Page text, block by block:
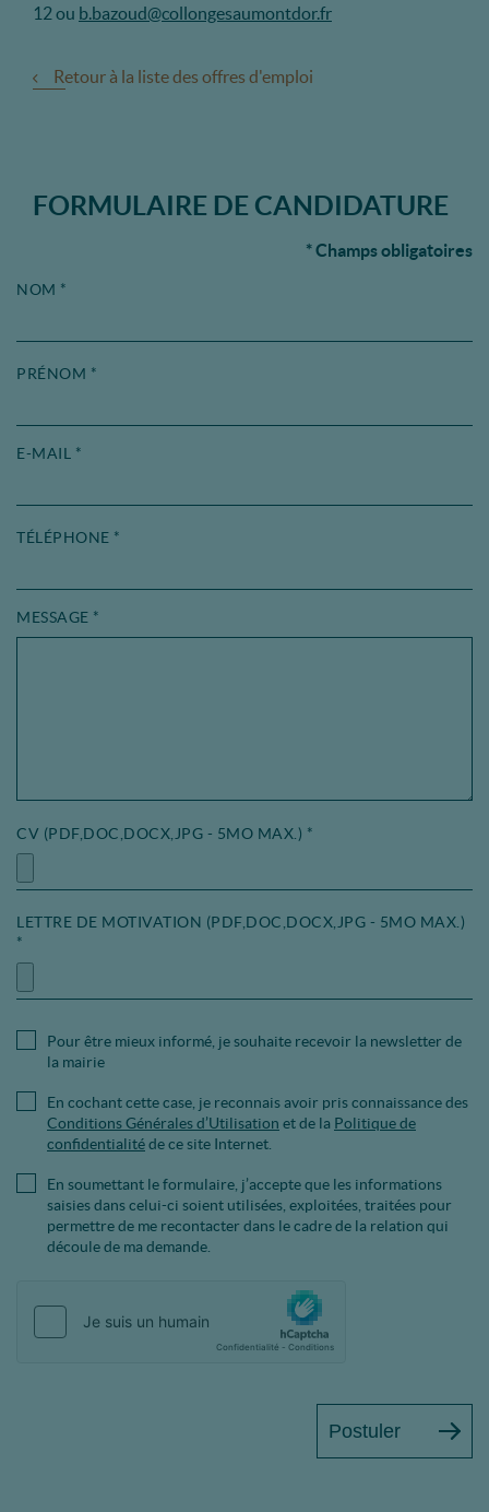
12 ou b.bazoud@collongesaumontdor.fr
Retour à la liste des offres d'emploi
FORMULAIRE DE CANDIDATURE
* Champs obligatoires
NOM *
PRÉNOM *
E-MAIL *
TÉLÉPHONE *
MESSAGE *
CV (PDF,DOC,DOCX,JPG - 5MO MAX.) *
LETTRE DE MOTIVATION (PDF,DOC,DOCX,JPG - 5MO MAX.)
*
Pour être mieux informé, je souhaite recevoir la newsletter de
la mairie
En cochant cette case, je reconnais avoir pris connaissance des
Conditions Générales d’Utilisation et de la Politique de
confidentialité de ce site Internet.
En soumettant le formulaire, j’accepte que les informations
saisies dans celui-ci soient utilisées, exploitées, traitées pour
permettre de me recontacter dans le cadre de la relation qui
découle de ma demande.
Postuler